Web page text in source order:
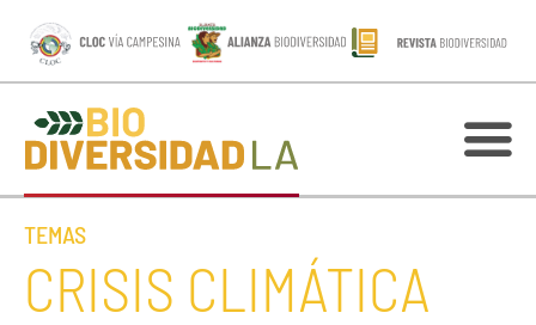
TEMAS
CRISIS CLIMÁTICA